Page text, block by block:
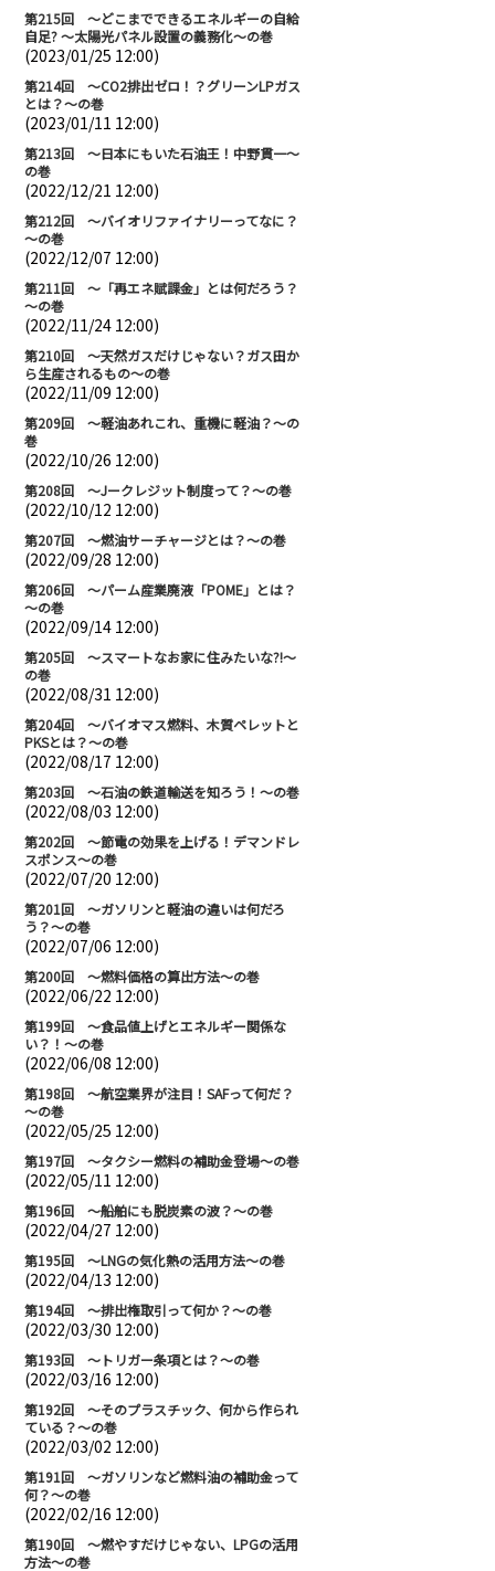
第215回 ～どこまでできるエネルギーの自給
自足? ～太陽光パネル設置の義務化～の巻
(2023/01/25 12:00)
第214回 ～CO2排出ゼロ！？グリーンLPガス
とは？～の巻
(2023/01/11 12:00)
第213回 ～日本にもいた石油王！中野貫一～
の巻
(2022/12/21 12:00)
第212回 ～バイオリファイナリーってなに？
～の巻
(2022/12/07 12:00)
第211回 ～「再エネ賦課金」とは何だろう？
～の巻
(2022/11/24 12:00)
第210回 ～天然ガスだけじゃない？ガス田か
ら生産されるもの～の巻
(2022/11/09 12:00)
第209回 ～軽油あれこれ、重機に軽油？～の
巻
(2022/10/26 12:00)
第208回 ～Jークレジット制度って？～の巻
(2022/10/12 12:00)
第207回 ～燃油サーチャージとは？～の巻
(2022/09/28 12:00)
第206回 ～パーム産業廃液「POME」とは？
～の巻
(2022/09/14 12:00)
第205回 ～スマートなお家に住みたいな?!～
の巻
(2022/08/31 12:00)
第204回 ～バイオマス燃料、木質ペレットと
PKSとは？～の巻
(2022/08/17 12:00)
第203回 ～石油の鉄道輸送を知ろう！～の巻
(2022/08/03 12:00)
第202回 ～節電の効果を上げる！デマンドレ
スポンス～の巻
(2022/07/20 12:00)
第201回 ～ガソリンと軽油の違いは何だろ
う？～の巻
(2022/07/06 12:00)
第200回 ～燃料価格の算出方法～の巻
(2022/06/22 12:00)
第199回 ～食品値上げとエネルギー関係な
い？！～の巻
(2022/06/08 12:00)
第198回 ～航空業界が注目！SAFって何だ？
～の巻
(2022/05/25 12:00)
第197回 ～タクシー燃料の補助金登場～の巻
(2022/05/11 12:00)
第196回 ～船舶にも脱炭素の波？～の巻
(2022/04/27 12:00)
第195回 ～LNGの気化熱の活用方法～の巻
(2022/04/13 12:00)
第194回 ～排出権取引って何か？～の巻
(2022/03/30 12:00)
第193回 ～トリガー条項とは？～の巻
(2022/03/16 12:00)
第192回 ～そのプラスチック、何から作られ
ている？～の巻
(2022/03/02 12:00)
第191回 ～ガソリンなど燃料油の補助金って
何？～の巻
(2022/02/16 12:00)
第190回 ～燃やすだけじゃない、LPGの活用
方法～の巻